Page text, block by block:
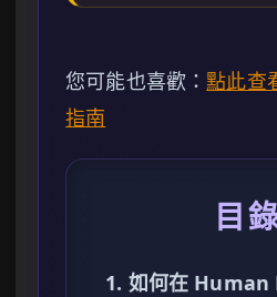
您可能也喜歡： 點此查
指南
目
1. 如何在 Human